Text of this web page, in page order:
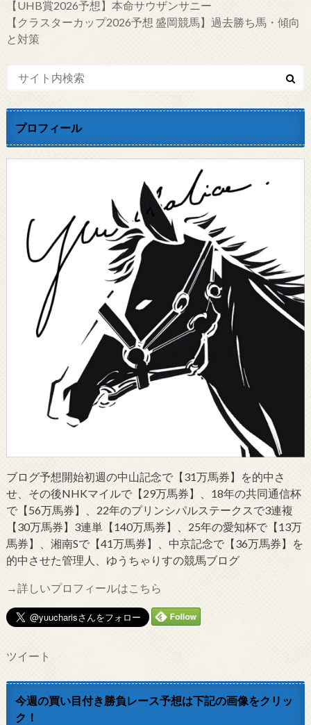
【UHB賞2026予想】本命サウザンサニー
【クラスターカップ2026予想 盛岡競馬】過去勝ち馬・傾向
と対策
プロフィール
ブログ予想開始初週の中山記念で【31万馬券】を的中さ
せ、その後NHKマイルで【29万馬券】、18年の共同通信杯
で【56万馬券】、22年のプリンシパルステークスで3連複
【30万馬券】3連単【140万馬券】、25年の愛知杯で【13万
馬券】、湘南Sで【41万馬券】、中京記念で【36万馬券】を
的中させた管理人、ゆうちゃりすの競馬ブログ
→詳しいプロフィールはこちら
ツイート
今週の買い目付き勝負レース予想は下記の画像をクリッ
ク！